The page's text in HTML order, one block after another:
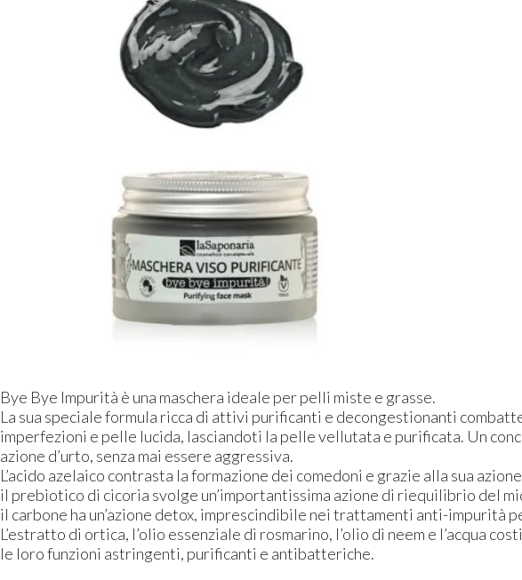
Bye Bye Impurità è una maschera ideale per pelli miste e grasse.
La sua speciale formula ricca di attivi purificanti e decongestionanti
imperfezioni e pelle lucida, lasciandoti la pelle vellutata e purificata. Un
azione d’urto, senza mai essere aggressiva.
L’acido azelaico contrasta la formazione dei comedoni e grazie alla sua
il prebiotico di cicoria svolge un’importantissima azione di riequilibrio del
il carbone ha un’azione detox, imprescindibile nei trattamenti anti-impurità
L’estratto di ortica, l’olio essenziale di rosmarino, l’olio di neem e l’acqua
le loro funzioni astringenti, purificanti e antibatteriche.